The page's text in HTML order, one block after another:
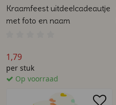
Kraamfeest uitdeelcadeautje
met foto en naam
1,79
per stuk
Op voorraad